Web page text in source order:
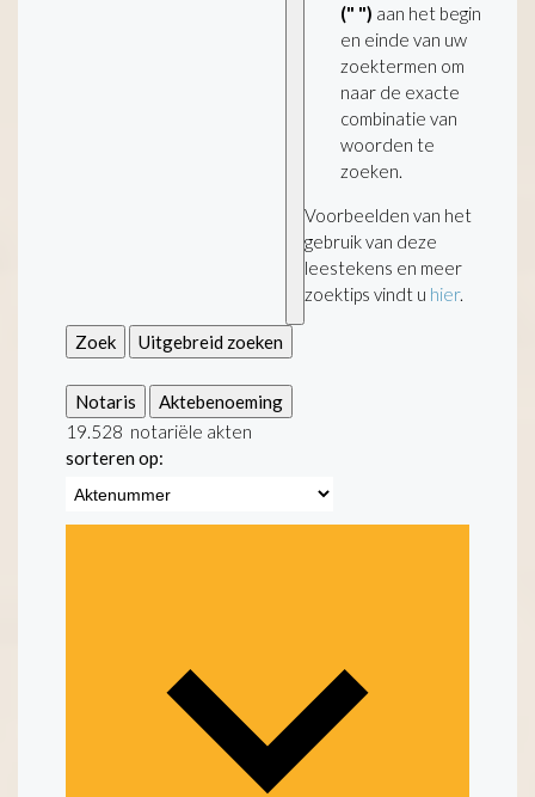
(" ") aan het begin
en einde van uw
zoektermen om
naar de exacte
combinatie van
woorden te
zoeken.
Voorbeelden van het
gebruik van deze
leestekens en meer
zoektips vindt u hier.
Zoek Uitgebreid zoeken
Notaris
Aktebenoeming
19.528 notariële akten
sorteren op: